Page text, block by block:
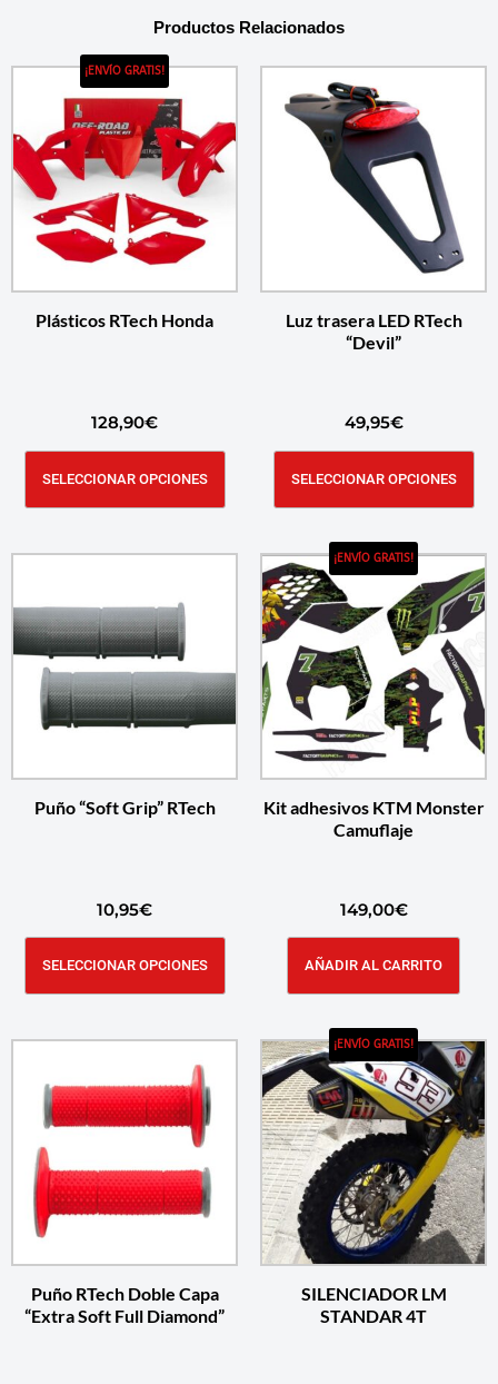
Productos Relacionados
¡ENVÍO GRATIS!
Plásticos RTech Honda
128,90€
SELECCIONAR OPCIONES
Luz trasera LED RTech
“Devil”
49,95€
SELECCIONAR OPCIONES
Puño “Soft Grip” RTech
10,95€
SELECCIONAR OPCIONES
¡ENVÍO GRATIS!
Kit adhesivos KTM Monster
Camuflaje
149,00€
AÑADIR AL CARRITO
Puño RTech Doble Capa
“Extra Soft Full Diamond”
¡ENVÍO GRATIS!
SILENCIADOR LM
STANDAR 4T